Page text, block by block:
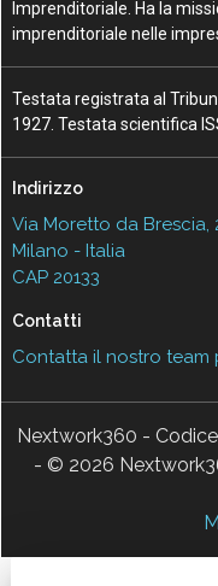
Imprenditoriale. Ha la
imprenditoriale nelle
Testata registrata al
1927. Testata scientifica
Indirizzo
Via Moretto da Brescia,
Milano - Italia
CAP 20133
Contatti
Contatta il nostro team
Nextwork360 -
- © 2026